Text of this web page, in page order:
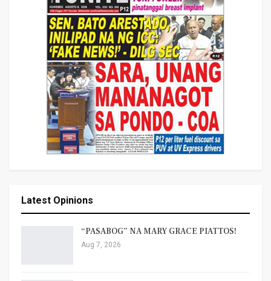
Latest Opinions
“PASABOG” NA MARY GRACE PIATTOS!
Aug 7, 2026